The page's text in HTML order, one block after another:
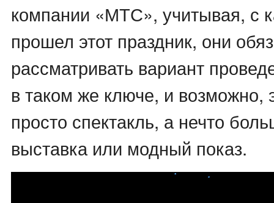
компании «МТС», учитывая, с
прошел этот праздник, они
рассматривать вариант
в таком же ключе, и возможно,
просто спектакль, а нечто
выставка или модный показ.